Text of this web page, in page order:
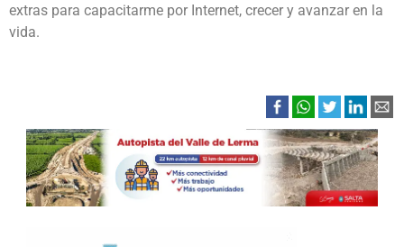
extras para capacitarme por Internet, crecer y avanzar en la
vida.